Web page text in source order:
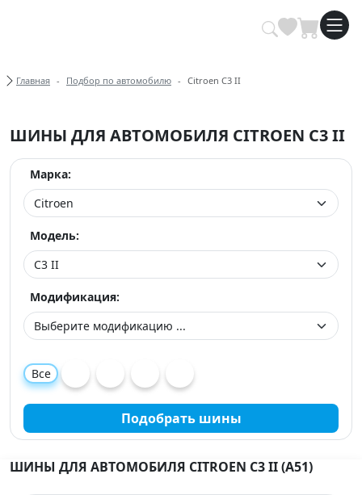
Купить автомобильные шины
Хлебные крошки
Главная Подбор по автомобилю Citroen C3 II
ШИНЫ ДЛЯ АВТОМОБИЛЯ CITROEN C3 II
Марка:
Модель:
Модификация:
Все
Подобрать шины
ШИНЫ ДЛЯ АВТОМОБИЛЯ CITROEN C3 II (A51)